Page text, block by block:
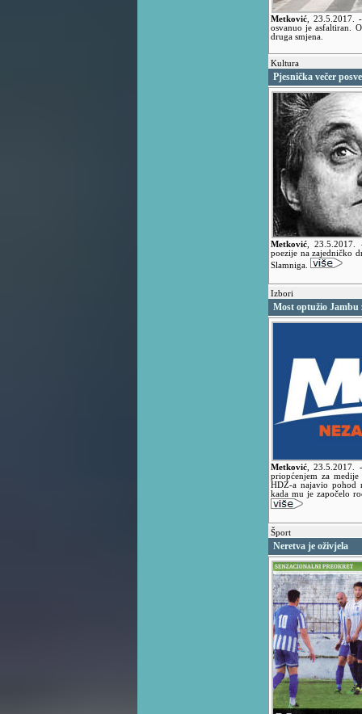
Metković 23.5.2017.
osvanuo je asfaltiran.
druga smjena.
Kultura
Pjesnička večer
Metković ,23.5.2017.
poezije na zajedničko
Slamniga.
Izbori
Most optužio
Metković ,23.5.2017.
priopćenjem za
HDZ-a najavio pohod
kada mu je započelo
Šport
Neretva je oživjela